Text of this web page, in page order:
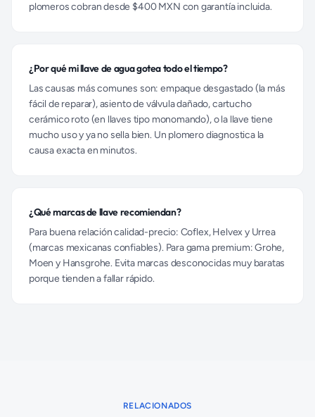
plomeros cobran desde $400 MXN con garantía incluida.
¿Por qué mi llave de agua gotea todo el tiempo?
Las causas más comunes son: empaque desgastado (la más
fácil de reparar), asiento de válvula dañado, cartucho
cerámico roto (en llaves tipo monomando), o la llave tiene
mucho uso y ya no sella bien. Un plomero diagnostica la
causa exacta en minutos.
¿Qué marcas de llave recomiendan?
Para buena relación calidad-precio: Coflex, Helvex y Urrea
(marcas mexicanas confiables). Para gama premium: Grohe,
Moen y Hansgrohe. Evita marcas desconocidas muy baratas
porque tienden a fallar rápido.
RELACIONADOS